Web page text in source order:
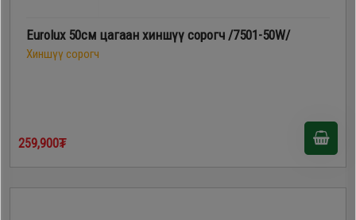
Eurolux 50см цагаан хиншүү сорогч /7501-50W/
Хиншүү сорогч
259,900₮